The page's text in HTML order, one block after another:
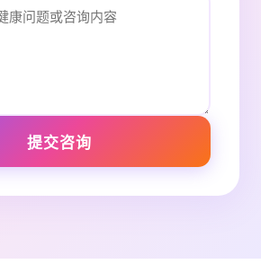
提交咨询